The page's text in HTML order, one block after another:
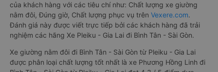
của khách hàng với các tiêu chí như: Chất lượng xe giường
nằm đôi, Đúng giờ, Chất lượng phục vụ trên Vexere.com.
Đánh giá này được viết trực tiếp bởi các khách hàng đã trải
nghiệm các hãng Xe Pleiku - Gia Lai đi Bình Tân - Sài Gòn.
Xe giường nằm đôi đi Bình Tân - Sài Gòn từ Pleiku - Gia Lai
được phân loại chất lượng tốt nhất là xe Phương Hồng Linh đi